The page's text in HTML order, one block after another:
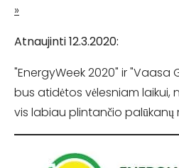
»
Atnaujinti 12.3.2020:
"EnergyWeek 2020" ir "Vaasa
bus atidėtos vėlesniam laikui,
vis labiau plintančio palūkanų